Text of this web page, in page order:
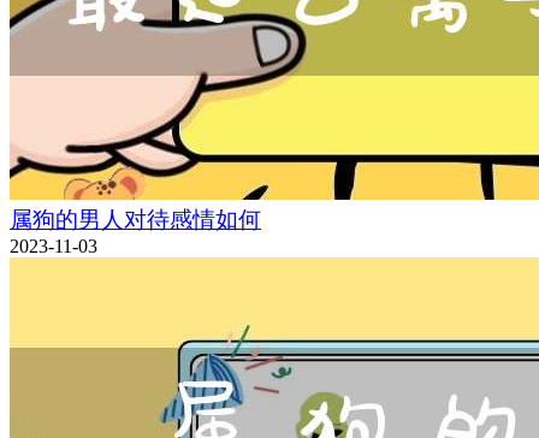
属狗的男人对待感情如何
2023-11-03